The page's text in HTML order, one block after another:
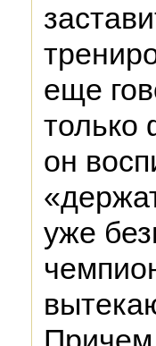
еще
только
он
уже